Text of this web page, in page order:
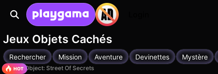
Jeux Objets Cachés
Rechercher Mission Aventure Devinettes Mystère
Hidden Object: Street Of Secrets